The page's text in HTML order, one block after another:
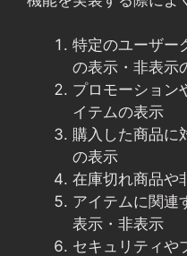
特定のユーザー
の表示・非表示
プロモーション
イテムの表示
購入した商品に
の表示
在庫切れ商品や
アイテムに関連
表示・非表示
セキュリティや